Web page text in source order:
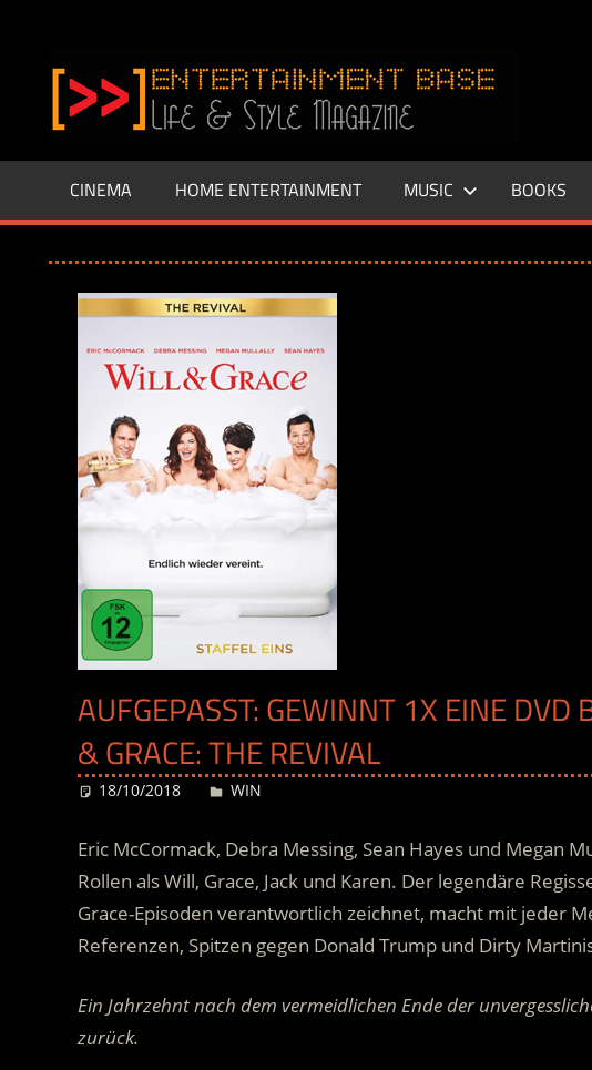
springen
–
Base.de
CINEMA HOME ENTERTAINMENT MUSIC BOOKS
AUFGEPASST: GEWINNT 1X EINE DVD
& GRACE: THE REVIVAL
18/10/2018 Desiree
WIN
Eric McCormack, Debra Messing, Sean Hayes und Megan
Rollen als Will, Grace, Jack und Karen. Der legendäre
Grace-Episoden verantwortlich zeichnet, macht mit jeder
Referenzen, Spitzen gegen Donald Trump und Dirty
Ein Jahrzehnt nach dem vermeidlichen Ende der
zurück.